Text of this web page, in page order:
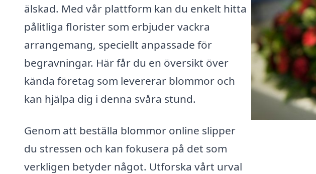
älskad. Med vår plattform kan du enkelt hitta
pålitliga florister som erbjuder vackra
arrangemang, speciellt anpassade för
begravningar. Här får du en översikt över
kända företag som levererar blommor och
kan hjälpa dig i denna svåra stund.
Genom att beställa blommor online slipper
du stressen och kan fokusera på det som
verkligen betyder något. Utforska vårt urval